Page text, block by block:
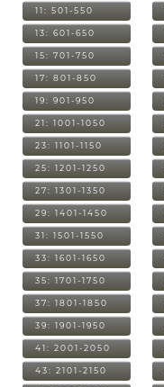
11: 501-550
13: 601-650
15: 701-750
17: 801-850
19: 901-950
21: 1001-1050
23: 1101-1150
25: 1201-1250
27: 1301-1350
29: 1401-1450
31: 1501-1550
33: 1601-1650
35: 1701-1750
37: 1801-1850
39: 1901-1950
41: 2001-2050
43: 2101-2150